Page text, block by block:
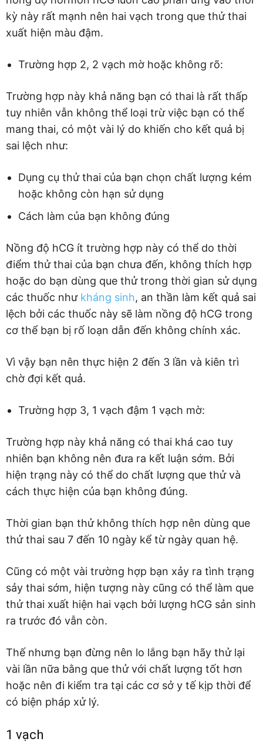
kỳ này rất mạnh nên hai vạch trong que thử thai
xuất hiện màu đậm.
Trường hợp 2, 2 vạch mờ hoặc không rõ:
Trường hợp này khả năng bạn có thai là rất thấp
tuy nhiên vẫn không thể loại trừ việc bạn có thể
mang thai, có một vài lý do khiến cho kết quả bị
sai lệch như:
Dụng cụ thử thai của bạn chọn chất lượng kém
hoặc không còn hạn sử dụng
Cách làm của bạn không đúng
Nồng độ hCG ít trường hợp này có thể do thời
điểm thử thai của bạn chưa đến, không thích hợp
hoặc do bạn dùng que thử trong thời gian sử dụng
các thuốc như kháng sinh, an thần làm kết quả sai
lệch bởi các thuốc này sẽ làm nồng độ hCG trong
cơ thể bạn bị rố loạn dẫn đến không chính xác.
Vì vậy bạn nên thực hiện 2 đến 3 lần và kiên trì
chờ đợi kết quả.
Trường hợp 3, 1 vạch đậm 1 vạch mờ:
Trường hợp này khả năng có thai khá cao tuy
nhiên bạn không nên đưa ra kết luận sớm. Bởi
hiện trạng này có thể do chất lượng que thử và
cách thực hiện của bạn không đúng.
Thời gian bạn thử không thích hợp nên dùng que
thử thai sau 7 đến 10 ngày kể từ ngày quan hệ.
Cũng có một vài trường hợp bạn xảy ra tình trạng
sảy thai sớm, hiện tượng này cũng có thể làm que
thử thai xuất hiện hai vạch bởi lượng hCG sản sinh
ra trước đó vẫn còn.
Thế nhưng bạn đừng nên lo lắng bạn hãy thử lại
vài lần nữa bằng que thử với chất lượng tốt hơn
hoặc nên đi kiểm tra tại các cơ sở y tế kịp thời để
có biện pháp xử lý.
1 vạch